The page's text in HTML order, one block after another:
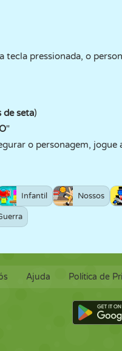
tecla pressionada, o
de seta)
"
o personagem, jogue
Infantil Nossos
Ajuda Política de